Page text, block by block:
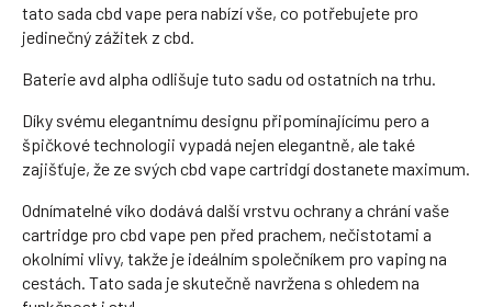
tato sada cbd vape pera nabízí vše, co potřebujete pro
jedinečný zážitek z cbd.
Baterie avd alpha odlišuje tuto sadu od ostatních na trhu.
Díky svému elegantnímu designu připomínajícímu pero a
špičkové technologii vypadá nejen elegantně, ale také
zajišťuje, že ze svých cbd vape cartridgí dostanete maximum.
Odnímatelné víko dodává další vrstvu ochrany a chrání vaše
cartridge pro cbd vape pen před prachem, nečistotami a
okolními vlivy, takže je ideálním společníkem pro vaping na
cestách. Tato sada je skutečně navržena s ohledem na